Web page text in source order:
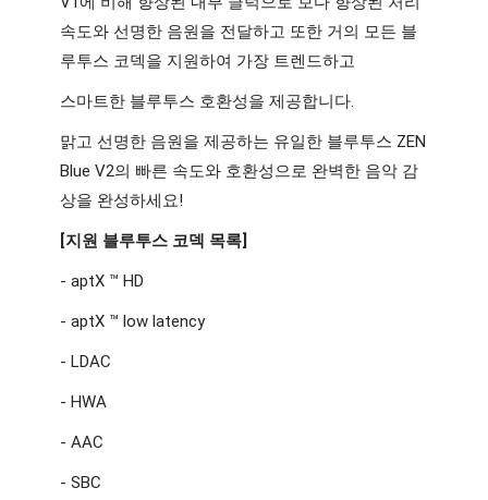
속도와 선명한 음원을 전달하고 또한 거의 모든 블
루투스 코덱을 지원하여 가장 트렌드하고
스마트한 블루투스 호환성을 제공합니다.
맑고 선명한 음원을 제공하는 유일한 블루투스 ZEN
Blue V2의 빠른 속도와 호환성으로 완벽한 음악 감
상을 완성하세요!
[지원 블루투스 코덱 목록]
- aptX ™ HD
- aptX ™ low latency
- LDAC
- HWA
- AAC
- SBC